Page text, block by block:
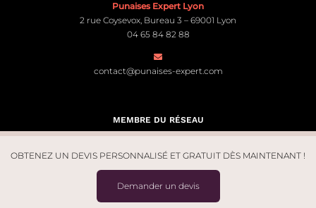
Punaises Expert Lyon
2 rue Coysevox, Bureau 3 – 69001 Lyon
04 65 84 82 88
contact@punaises-expert.com
MEMBRE DU RÉSEAU
OBTENEZ UN DEVIS PERSONNALISÉ ET GRATUIT DÈS MAINTENANT !
Demander un devis